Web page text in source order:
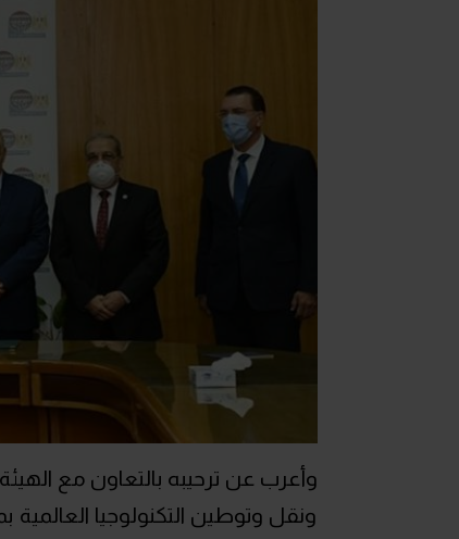
وأعرب عن ترحيبه بالتعاون مع
ونقل وتوطين التكنولوجيا